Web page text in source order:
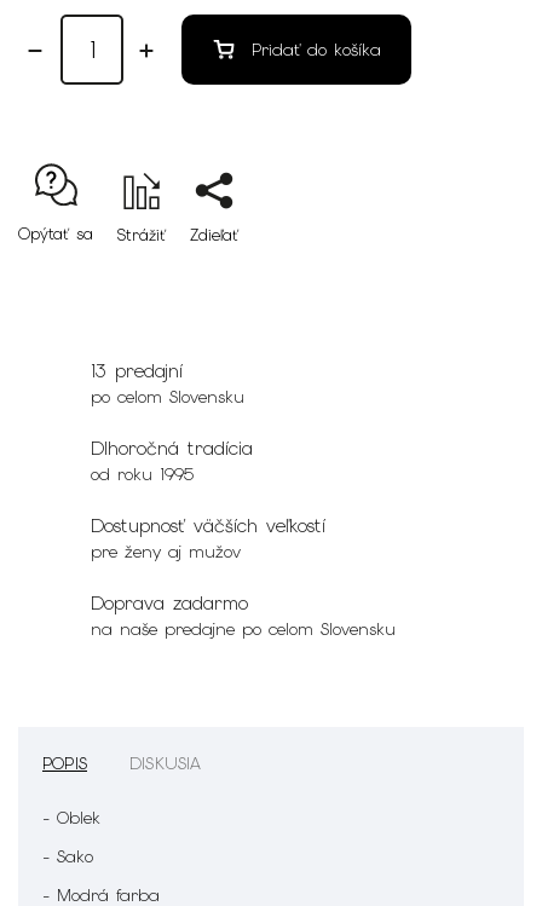
Pridať do košíka
Opýtať sa Strážiť Zdieľať
13 predajní
po celom Slovensku
Dlhoročná tradícia
od roku 1995
Dostupnosť väčších veľkostí
pre ženy aj mužov
Doprava zadarmo
na naše predajne po celom Slovensku
POPIS DISKUSIA
- Oblek
- Sako
- Modrá farba